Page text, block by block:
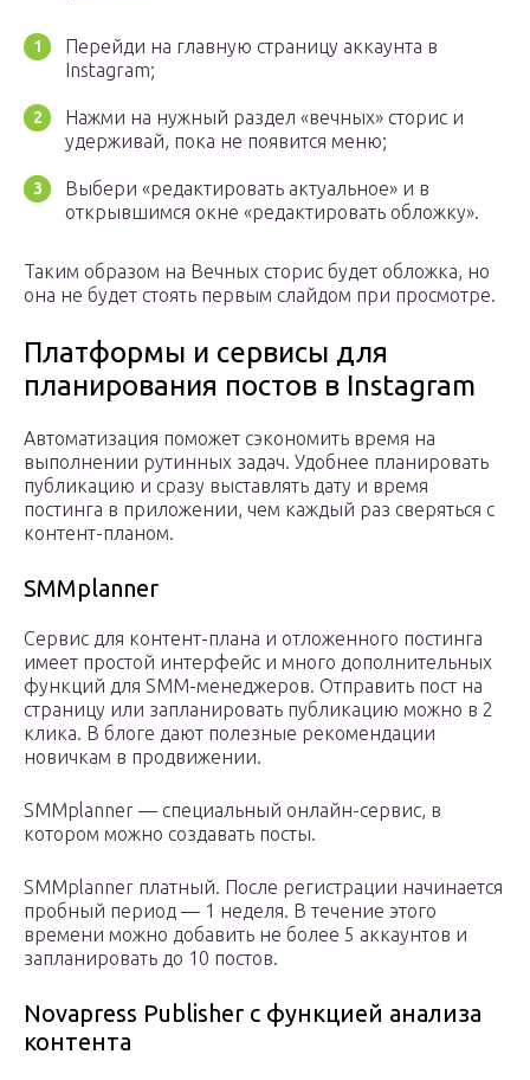
Перейди на главную страницу аккаунта в
Instagram;
Нажми на нужный раздел «вечных» сторис и
удерживай, пока не появится меню;
Выбери «редактировать актуальное» и в
открывшимся окне «редактировать обложку».
Таким образом на Вечных сторис будет обложка, но
она не будет стоять первым слайдом при просмотре.
Платформы и сервисы для
планирования постов в Instagram
Автоматизация поможет сэкономить время на
выполнении рутинных задач. Удобнее планировать
публикацию и сразу выставлять дату и время
постинга в приложении, чем каждый раз сверяться с
контент-планом.
SMMplanner
Сервис для контент-плана и отложенного постинга
имеет простой интерфейс и много дополнительных
функций для SMM-менеджеров. Отправить пост на
страницу или запланировать публикацию можно в 2
клика. В блоге дают полезные рекомендации
новичкам в продвижении.
SMMplanner — специальный онлайн-сервис, в
котором можно создавать посты.
SMMplanner платный. После регистрации начинается
пробный период — 1 неделя. В течение этого
времени можно добавить не более 5 аккаунтов и
запланировать до 10 постов.
Novapress Publisher с функцией анализа
контента